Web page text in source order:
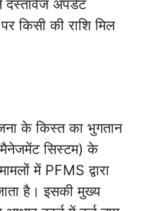
अपडेट
किसी की राशि मिल
के किस्त का भुगतान
सिस्टम) के
में PFMS द्वारा
है। इसकी मुख्य